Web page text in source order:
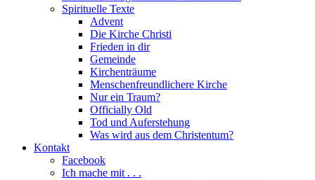
Spirituelle Texte
Advent
Die Kirche Christi
Frieden in dir
Gemeinde
Kirchenträume
Menschenfreundlichere Kirche
Nur ein Traum?
Officially Old
Tod und Auferstehung
Was wird aus dem Christentum?
Kontakt
Facebook
Ich mache mit . . .